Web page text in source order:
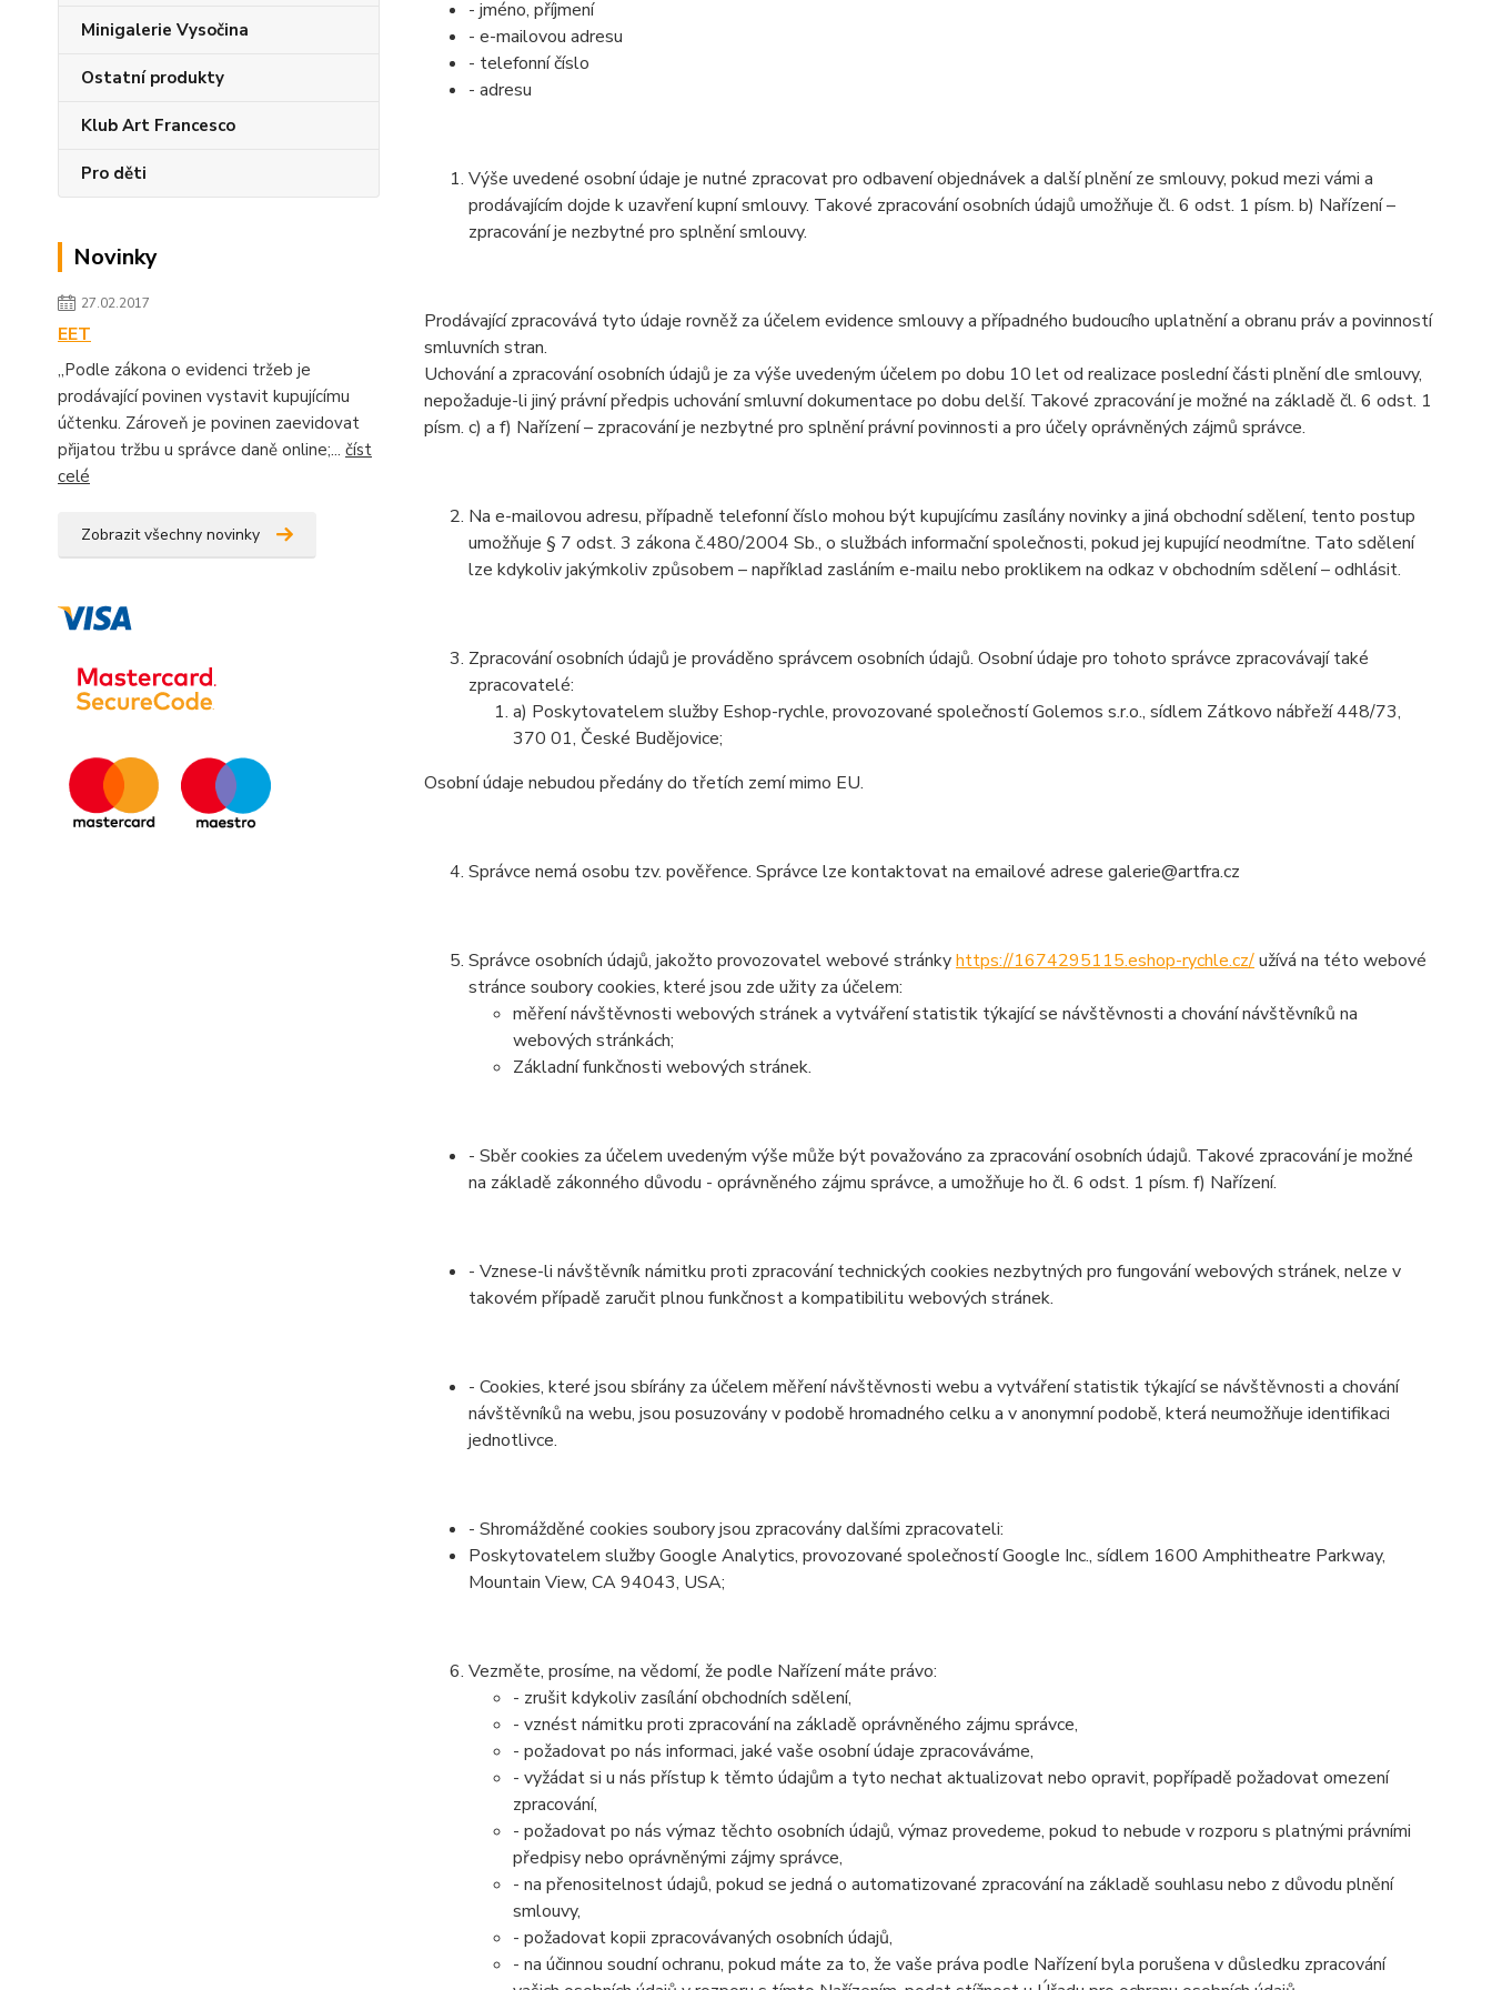
Minigalerie Vysočina
Ostatní produkty
Klub Art Francesco
Pro děti
Novinky
27.02.2017
EET
„Podle zákona o evidenci tržeb je
prodávající povinen vystavit kupujícímu
účtenku. Zároveň je povinen zaevidovat
přijatou tržbu u správce daně online;... číst
celé
Zobrazit všechny novinky
- jméno, příjmení
- e-mailovou adresu
- telefonní číslo
- adresu
Výše uvedené osobní údaje je nutné zpracovat pro odbavení objednávek a další plnění ze smlouvy, pokud mezi vámi a
prodávajícím dojde k uzavření kupní smlouvy. Takové zpracování osobních údajů umožňuje čl. 6 odst. 1 písm. b) Nařízení –
zpracování je nezbytné pro splnění smlouvy.
Prodávající zpracovává tyto údaje rovněž za účelem evidence smlouvy a případného budoucího uplatnění a obranu práv a povinností
smluvních stran.
Uchování a zpracování osobních údajů je za výše uvedeným účelem po dobu 10 let od realizace poslední části plnění dle smlouvy,
nepožaduje-li jiný právní předpis uchování smluvní dokumentace po dobu delší. Takové zpracování je možné na základě čl. 6 odst. 1
písm. c) a f) Nařízení – zpracování je nezbytné pro splnění právní povinnosti a pro účely oprávněných zájmů správce.
Na e-mailovou adresu, případně telefonní číslo mohou být kupujícímu zasílány novinky a jiná obchodní sdělení, tento postup
umožňuje § 7 odst. 3 zákona č.480/2004 Sb., o službách informační společnosti, pokud jej kupující neodmítne. Tato sdělení
lze kdykoliv jakýmkoliv způsobem – například zasláním e-mailu nebo proklikem na odkaz v obchodním sdělení – odhlásit.
Zpracování osobních údajů je prováděno správcem osobních údajů. Osobní údaje pro tohoto správce zpracovávají také
zpracovatelé:
a) Poskytovatelem služby Eshop-rychle, provozované společností Golemos s.r.o., sídlem Zátkovo nábřeží 448/73,
370 01, České Budějovice;
Osobní údaje nebudou předány do třetích zemí mimo EU.
Správce nemá osobu tzv. pověřence. Správce lze kontaktovat na emailové adrese galerie@artfra.cz
Správce osobních údajů, jakožto provozovatel webové stránkyhttps://1674295115.eshop-rychle.cz/užívá na této webové
stránce soubory cookies, které jsou zde užity za účelem:
měření návštěvnosti webových stránek a vytváření statistik týkající se návštěvnosti a chování návštěvníků na
webových stránkách;
Základní funkčnosti webových stránek.
- Sběr cookies za účelem uvedeným výše může být považováno za zpracování osobních údajů. Takové zpracování je možné
na základě zákonného důvodu - oprávněného zájmu správce, a umožňuje ho čl. 6 odst. 1 písm. f) Nařízení.
- Vznese-li návštěvník námitku proti zpracování technických cookies nezbytných pro fungování webových stránek, nelze v
takovém případě zaručit plnou funkčnost a kompatibilitu webových stránek.
- Cookies, které jsou sbírány za účelem měření návštěvnosti webu a vytváření statistik týkající se návštěvnosti a chování
návštěvníků na webu, jsou posuzovány v podobě hromadného celku a v anonymní podobě, která neumožňuje identifikaci
jednotlivce.
- Shromážděné cookies soubory jsou zpracovány dalšími zpracovateli:
Poskytovatelem služby Google Analytics, provozované společností Google Inc., sídlem 1600 Amphitheatre Parkway,
Mountain View, CA 94043, USA;
Vezměte, prosíme, na vědomí, že podle Nařízení máte právo:
- zrušit kdykoliv zasílání obchodních sdělení,
- vznést námitku proti zpracování na základě oprávněného zájmu správce,
- požadovat po nás informaci, jaké vaše osobní údaje zpracováváme,
- vyžádat si u nás přístup k těmto údajům a tyto nechat aktualizovat nebo opravit, popřípadě požadovat omezení
zpracování,
- požadovat po nás výmaz těchto osobních údajů, výmaz provedeme, pokud to nebude v rozporu s platnými právními
předpisy nebo oprávněnými zájmy správce,
- na přenositelnost údajů, pokud se jedná o automatizované zpracování na základě souhlasu nebo z důvodu plnění
smlouvy,
- požadovat kopii zpracovávaných osobních údajů,
- na účinnou soudní ochranu, pokud máte za to, že vaše práva podle Nařízení byla porušena v důsledku zpracování